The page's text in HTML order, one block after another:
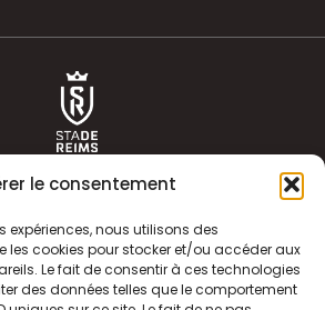
le consentement
expériences, nous utilisons des
les cookies pour stocker et/ou accéder aux
Le fait de consentir à ces technologies
des données telles que le comportement
HISTOIRE